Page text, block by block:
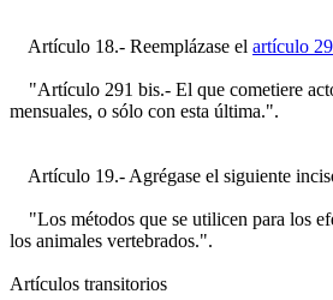
Artículo 18.- Reemplázase el artículo
"Artículo 291 bis.- El que cometiere
mensuales, o sólo con esta última.".
Artículo 19.- Agrégase el siguiente
"Los métodos que se utilicen para los
los animales vertebrados.".
Artículos transitorios